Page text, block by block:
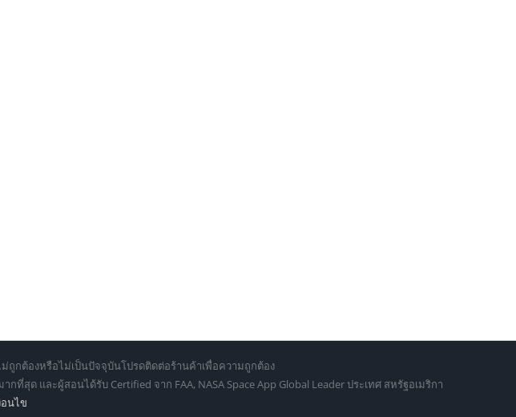
ถูกต้องหรือไม่เป็นปัจจุบันโปรดติดต่อร้านค้าเพื่อความถูกต้อง
สุด และผู้สอนได้รับ Certified จาก FAA, NASA Space App Global Leader ประเทศ สหรัฐอเมริกา
อนไข